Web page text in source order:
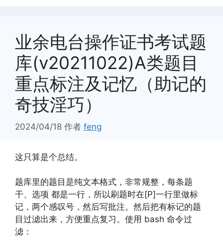
业余电台操作证书考试题
库(v20211022)A类题目
重点标注及记忆（助记的
奇技淫巧）
2024/04/18 作者 feng
这只算是个总结。
题库里的题目是纯文本格式，非常规整，每条题
干、选项 都是一行，所以刷题时在[P]一行里做标
记，两个感叹号，然后写批注。然后把有标记的题
目过滤出来，方便重点复习。使用 bash 命令过
滤：